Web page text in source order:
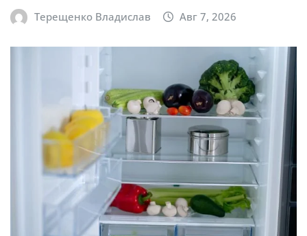
Терещенко Владислав Авг 7, 2026